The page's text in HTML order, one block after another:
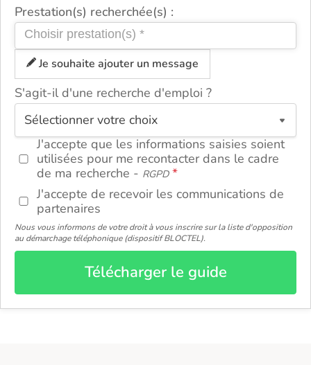
Prestation(s) recherchée(s) :
Je souhaite ajouter un message
S'agit-il d'une recherche d'emploi ?
J'accepte que les informations saisies soient
utilisées pour me recontacter dans le cadre
de ma recherche - RGPD
J'accepte de recevoir les communications de
partenaires
Nous vous informons de votre droit à vous inscrire sur la liste d'opposition
au démarchage téléphonique (dispositif BLOCTEL).
Télécharger le guide
ou